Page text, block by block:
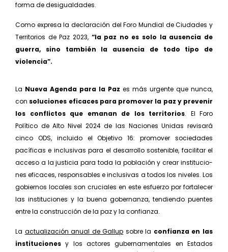
forma de desigualdades.
Como expresa la declaración del Foro Mundial de Ciudades y
Territorios de Paz 2023, “la paz no es solo la ausencia de
guerra, sino también la ausencia de todo tipo de
violencia”.
La Nueva Agenda para la Paz es más urgente que nunca,
con soluciones eficaces para promover la paz y prevenir
los conflictos que emanan de los territorios. El Foro
Político de Alto Nivel 2024 de las Naciones Unidas revisará
cinco ODS, incluido el Ob­jetivo 16: promover sociedades
pacíficas e inclusivas para el desarrollo sostenible, facilitar el
acceso a la justicia para toda la población y crear institucio­
nes eficaces, responsables e inclusivas a todos los niveles. Los
gobiernos locales son cruciales en este esfuerzo por fortalecer
las instituciones y la buena gobernanza, tendiendo puentes
entre la construc­ción de la paz y la confianza.
La actualización anual de Gallup sobre la confianza en las
institucionesy los actores gubernamentales en Estados